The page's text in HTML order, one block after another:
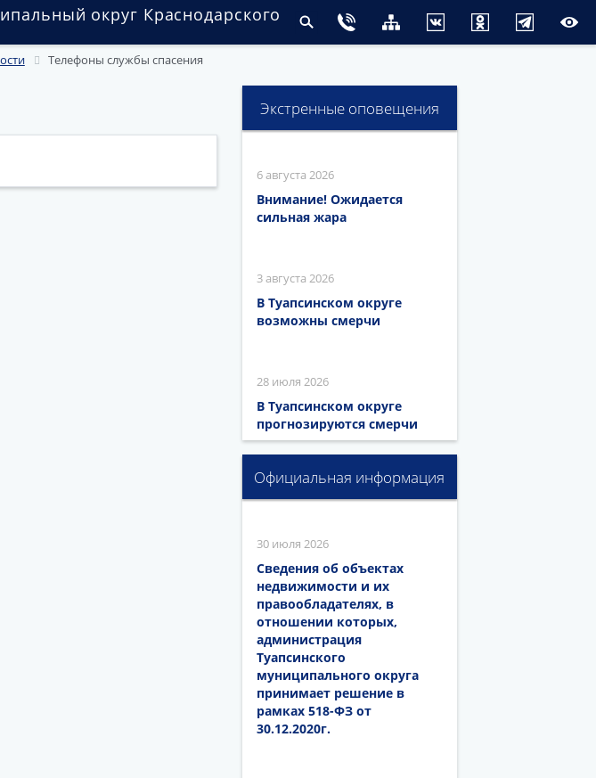
округ Краснодарского
Телефоны службы спасения
Экстренные оповещения
6 августа 2026
Внимание! Ожидается
сильная жара
3 августа 2026
В Туапсинском округе
возможны смерчи
28 июля 2026
В Туапсинском округе
прогнозируются смерчи
Официальная информация
30 июля 2026
Сведения об объектах
недвижимости и их
правообладателях, в
отношении которых,
администрация
Туапсинского
муниципального округа
принимает решение в
рамках 518-ФЗ от
30.12.2020г.